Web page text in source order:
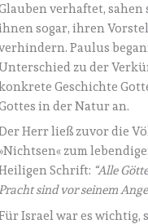
verhaftet,
sogar, ihren
Paulus
zu der
Geschichte
in der Natur an.
Herr ließ zuvor die
»Nichtsen« zum
Schrift: “Alle
sind vor seinem
Israel war es wichtig,